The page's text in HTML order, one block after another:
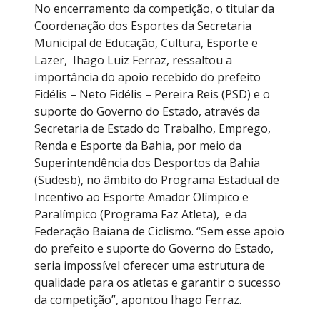
No encerramento da competição, o titular da
Coordenação dos Esportes da Secretaria
Municipal de Educação, Cultura, Esporte e
Lazer, Ihago Luiz Ferraz, ressaltou a
importância do apoio recebido do prefeito
Fidélis – Neto Fidélis – Pereira Reis (PSD) e o
suporte do Governo do Estado, através da
Secretaria de Estado do Trabalho, Emprego,
Renda e Esporte da Bahia, por meio da
Superintendência dos Desportos da Bahia
(Sudesb), no âmbito do Programa Estadual de
Incentivo ao Esporte Amador Olímpico e
Paralímpico (Programa Faz Atleta), e da
Federação Baiana de Ciclismo. “Sem esse apoio
do prefeito e suporte do Governo do Estado,
seria impossível oferecer uma estrutura de
qualidade para os atletas e garantir o sucesso
da competição”, apontou Ihago Ferraz.